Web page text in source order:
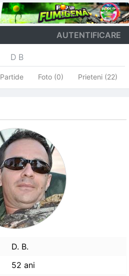
AUTENTIFICARE
D B
Partide Foto (0) Prieteni (22)
D. B.
52 ani